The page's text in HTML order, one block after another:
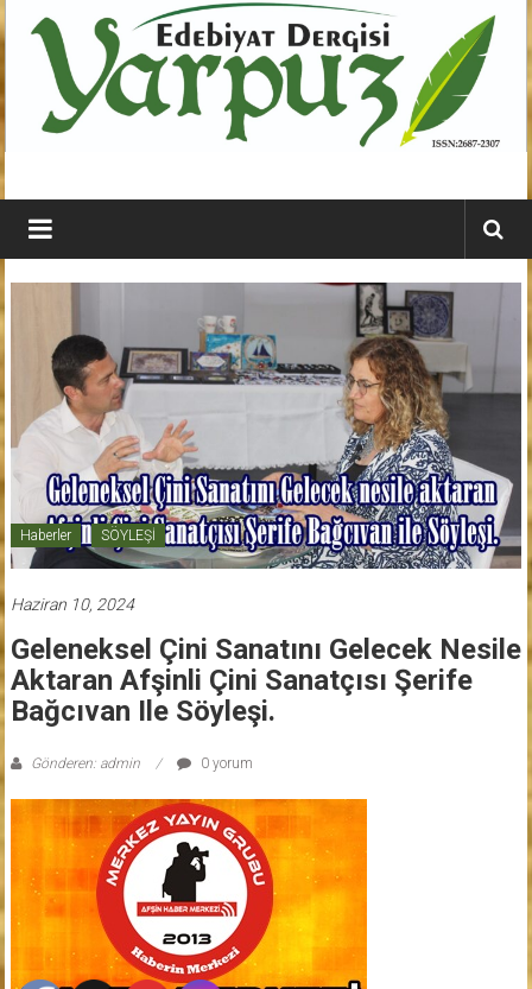
geç
YARPUZ
Edebiyat
Dergisi
Kahramanmaraş'ın
Edebiyat
Dergisi
Haberler SÖYLEŞİ
Haziran 10, 2024
Geleneksel Çini Sanatını Gelecek Nesile
Aktaran Afşinli Çini Sanatçısı Şerife
Bağcıvan Ile Söyleşi.
Gönderen: admin 0 yorum